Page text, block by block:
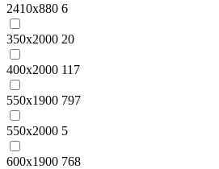
2410x880 6
350x2000 20
400x2000 117
550x1900 797
550x2000 5
600x1900 768